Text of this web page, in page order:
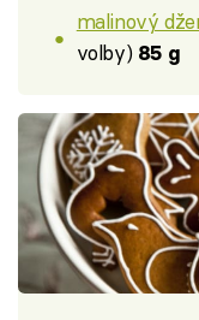
malinový
volby) 85 g